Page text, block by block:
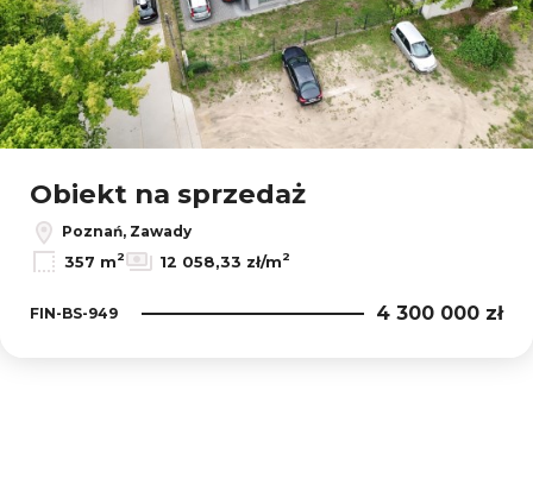
Leaflet|© OpenMapTiles© OpenStreetMap contributors
Obiekt na sprzedaż
Poznań, Zawady
357 m2 12 058,33 zł/m2
FIN-BS-949 4 300 000 zł